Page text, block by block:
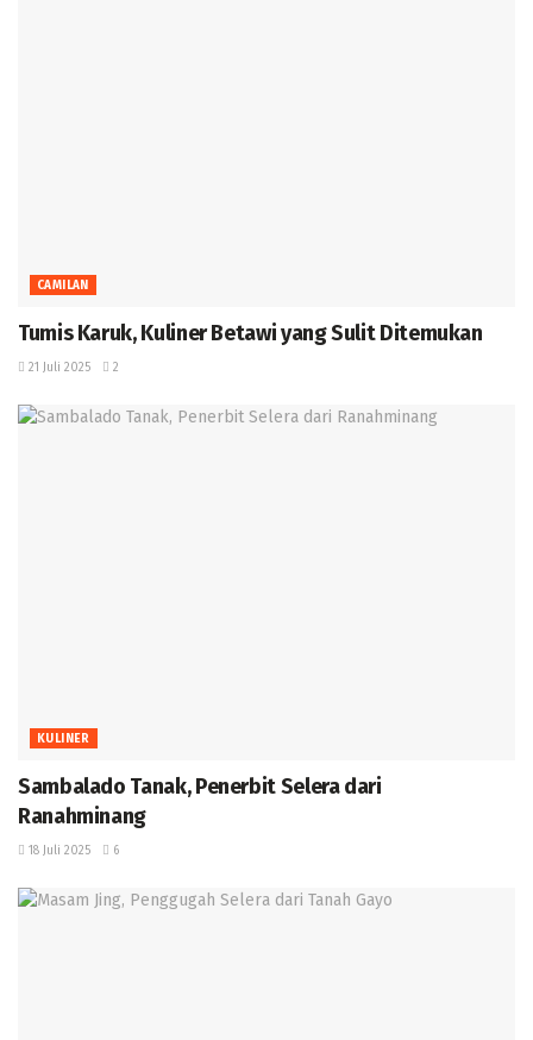
CAMILAN
Tumis Karuk, Kuliner Betawi yang Sulit Ditemukan ‎
21 Juli 2025 2
KULINER
Sambalado Tanak, Penerbit Selera dari
Ranahminang ‎
18 Juli 2025 6